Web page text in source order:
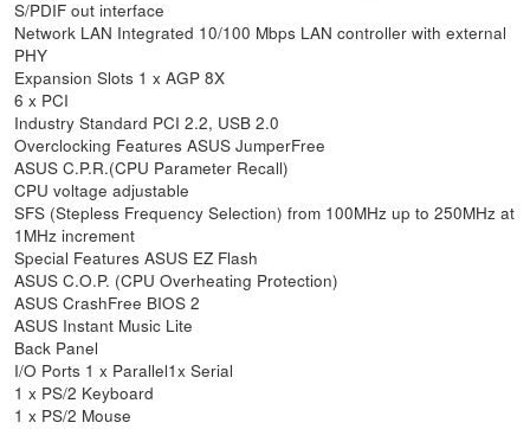
S/PDIF out interface
Network LAN Integrated 10/100 Mbps LAN controller with external
PHY
Expansion Slots 1 x AGP 8X
6 x PCI
Industry Standard PCI 2.2, USB 2.0
Overclocking Features ASUS JumperFree
ASUS C.P.R.(CPU Parameter Recall)
CPU voltage adjustable
SFS (Stepless Frequency Selection) from 100MHz up to 250MHz at
1MHz increment
Special Features ASUS EZ Flash
ASUS C.O.P. (CPU Overheating Protection)
ASUS CrashFree BIOS 2
ASUS Instant Music Lite
Back Panel
I/O Ports 1 x Parallel1x Serial
1 x PS/2 Keyboard
1 x PS/2 Mouse